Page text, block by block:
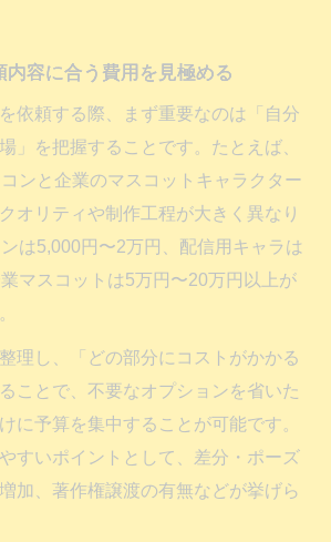
人で変わるキャラクター制作費用
センス料が費用に与える影響
ター制作費用に含まれるライセン
渡がキャラクター制作費用に与え
ターデザインの費用と著作権の関
で変動するキャラクター制作費用
ス条件とキャラクター制作費用の
ぐための見積もりポイント
容に合う費用を見極める
依頼する際、まず重要なのは「自分
」を把握することです。たとえば、
ンと企業のマスコットキャラクター
オリティや制作工程が大きく異なり
は5,000円〜2万円、配信用キャラは
マスコットは5万円〜20万円以上が
理し、「どの部分にコストがかかる
ことで、不要なオプションを省いた
に予算を集中することが可能です。
すいポイントとして、差分・ポーズ
加、著作権譲渡の有無などが挙げら